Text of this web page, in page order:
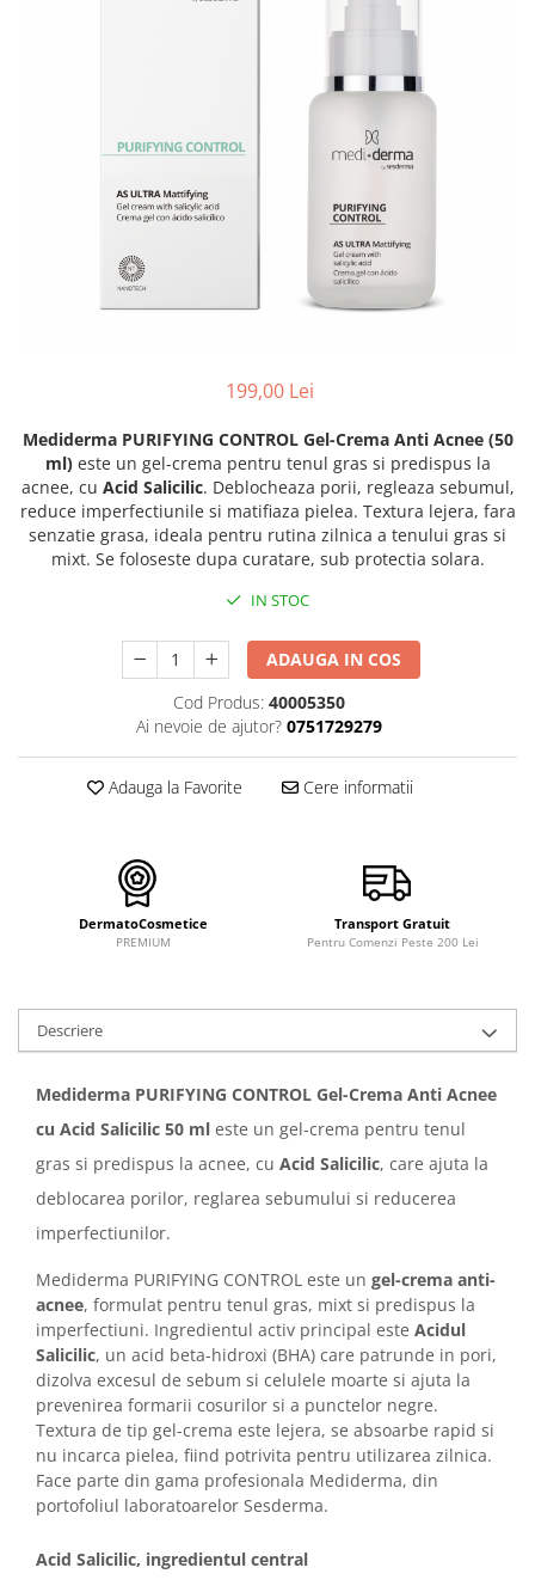
Sensitive
Tricology
DP DERMACEUTICALS
FILLMED SKIN PERFUSION
WIQO
VISCODERM
SKIN TECH
DERMIA SOLUTION
Pure Balance
Echilibru & Somn
Energie & Performanta
Longevitate & Regenerare
Superalimente & Detox
STRATPHARMA
ZO SKIN HEALTH
ACNEE - ROZACEE
ANTI-AGING
CURATARE - EXFOLIERE
HIDRATARE
ILUMINARE
INGRIJIREA OCHILOR
INGRIJIREA PIELII CORPULUI
PROTECTIE SOLARA
SETURI / KITURI
199,00 Lei
Mediderma PURIFYING CONTROL Gel-Crema Anti Acnee (50
ml)este un gel-crema pentru tenul gras si predispus la
acnee, cu Acid Salicilic. Deblocheaza porii, regleaza sebumul,
reduce imperfectiunile si matifiaza pielea. Textura lejera, fara
senzatie grasa, ideala pentru rutina zilnica a tenului gras si
mixt. Se foloseste dupa curatare, sub protectia solara.
IN STOC
ADAUGA IN COS
Cod Produs: 40005350
Ai nevoie de ajutor? 0751729279
Adauga la Favorite Cere informatii
DermatoCosmetice
PREMIUM
Transport Gratuit
Pentru Comenzi Peste 200 Lei
Descriere
Mediderma PURIFYING CONTROL Gel-Crema Anti Acnee
cu Acid Salicilic 50 ml este un gel-crema pentru tenul
gras si predispus la acnee, cu Acid Salicilic, care ajuta la
deblocarea porilor, reglarea sebumului si reducerea
imperfectiunilor.
Mediderma PURIFYING CONTROL este un gel-crema anti-
acnee, formulat pentru tenul gras, mixt si predispus la
imperfectiuni. Ingredientul activ principal este Acidul
Salicilic, un acid beta-hidroxi (BHA) care patrunde in pori,
dizolva excesul de sebum si celulele moarte si ajuta la
prevenirea formarii cosurilor si a punctelor negre.
Textura de tip gel-crema este lejera, se absoarbe rapid si
nu incarca pielea, fiind potrivita pentru utilizarea zilnica.
Face parte din gama profesionala Mediderma, din
portofoliul laboratoarelor Sesderma.
Acid Salicilic, ingredientul central